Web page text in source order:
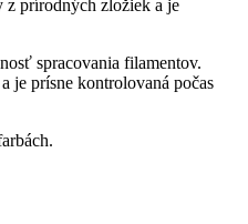
prírodných zložiek a je
spracovania filamentov.
je prísne kontrolovaná počas